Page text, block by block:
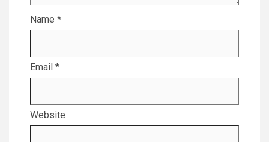
Name *
Email *
Website